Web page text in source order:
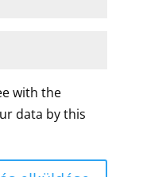
with the
data by this